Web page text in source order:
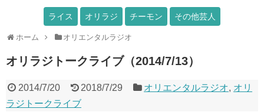
ライス オリラジ チーモン その他芸人
ホーム オリエンタルラジオ
オリラジトークライブ（2014/7/13）
2014/7/20 2018/7/29 オリエンタルラジオ, オリ
ラジトークライブ